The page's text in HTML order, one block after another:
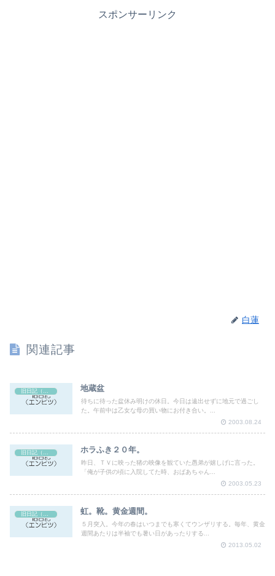
スポンサーリンク
白蓮
関連記事
旧日記（エンピツ） 地蔵盆
待ちに待った盆休み明けの休日。今日は遠出せずに地元で過ごし
た。午前中は乙女な母の買い物にお付き合い。...
2003.08.24
旧日記（エンピツ） ホラふき２０年。
昨日、ＴＶに映った猪の映像を観ていた愚弟が嬉しげに言った。
「俺が子供の頃に入院してた時、おばあちゃん...
2003.05.23
虹。靴。黄金週間。
５月突入。今年の春はいつまでも寒くてウンザリする。毎年、黄金
週間あたりは半袖でも暑い日があったりする...
2013.05.02